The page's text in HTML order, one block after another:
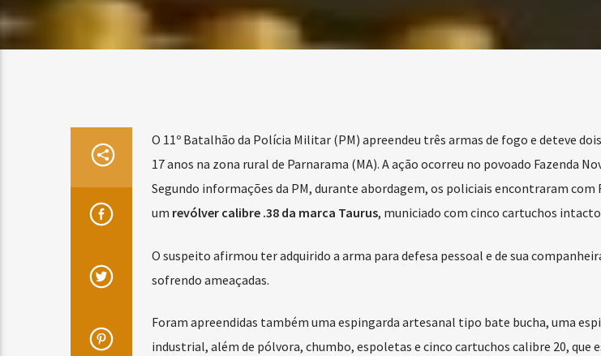
O 11º Batalhão da Polícia Militar (PM) apreendeu três armas de fogo e deteve
17 anos na zona rural de Parnarama (MA). A ação ocorreu no povoado Fazenda
Segundo informações da PM, durante abordagem, os policiais encontraram com
um revólver calibre .38 da marca Taurus, municiado com cinco cartuchos
O suspeito afirmou ter adquirido a arma para defesa pessoal e de sua
sofrendo ameaçadas.
Foram apreendidas também uma espingarda artesanal tipo bate bucha, uma
industrial, além de pólvora, chumbo, espoletas e cinco cartuchos calibre 20, que